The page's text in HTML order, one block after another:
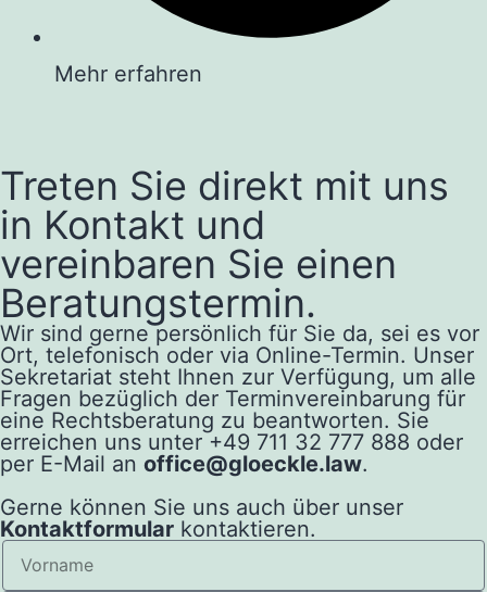
Mehr erfahren
Treten Sie direkt mit uns
in Kontakt und
vereinbaren Sie einen
Beratungstermin.
Wir sind gerne persönlich für Sie da, sei es vor
Ort, telefonisch oder via Online-Termin. Unser
Sekretariat steht Ihnen zur Verfügung, um alle
Fragen bezüglich der Terminvereinbarung für
eine Rechtsberatung zu beantworten. Sie
erreichen uns unter +49 711 32 777 888 oder
per E-Mail an office@gloeckle.law.
Gerne können Sie uns auch über unser
Kontaktformular kontaktieren.